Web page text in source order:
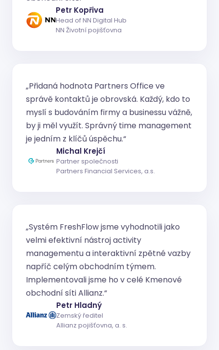
Petr Kopřiva
Head of NN Digital Hub
NN Životní pojišťovna
„Přidaná hodnota Partners Office ve
správě kontaktů je obrovská. Každý, kdo to
myslí s budováním firmy a businessu vážně,
by ji měl využít. Správný time management
je jedním z klíčů úspěchu.“
Michal Krejčí
Partner společnosti
Partners Financial Services, a.s.
„Systém FreshFlow jsme vyhodnotili jako
velmi efektivní nástroj activity
managementu a interaktivní zpětné vazby
napříč celým obchodním týmem.
Implementovali jsme ho v celé Kmenové
obchodní síti Allianz.“
Petr Hladný
Zemský ředitel
Allianz pojišťovna, a. s.